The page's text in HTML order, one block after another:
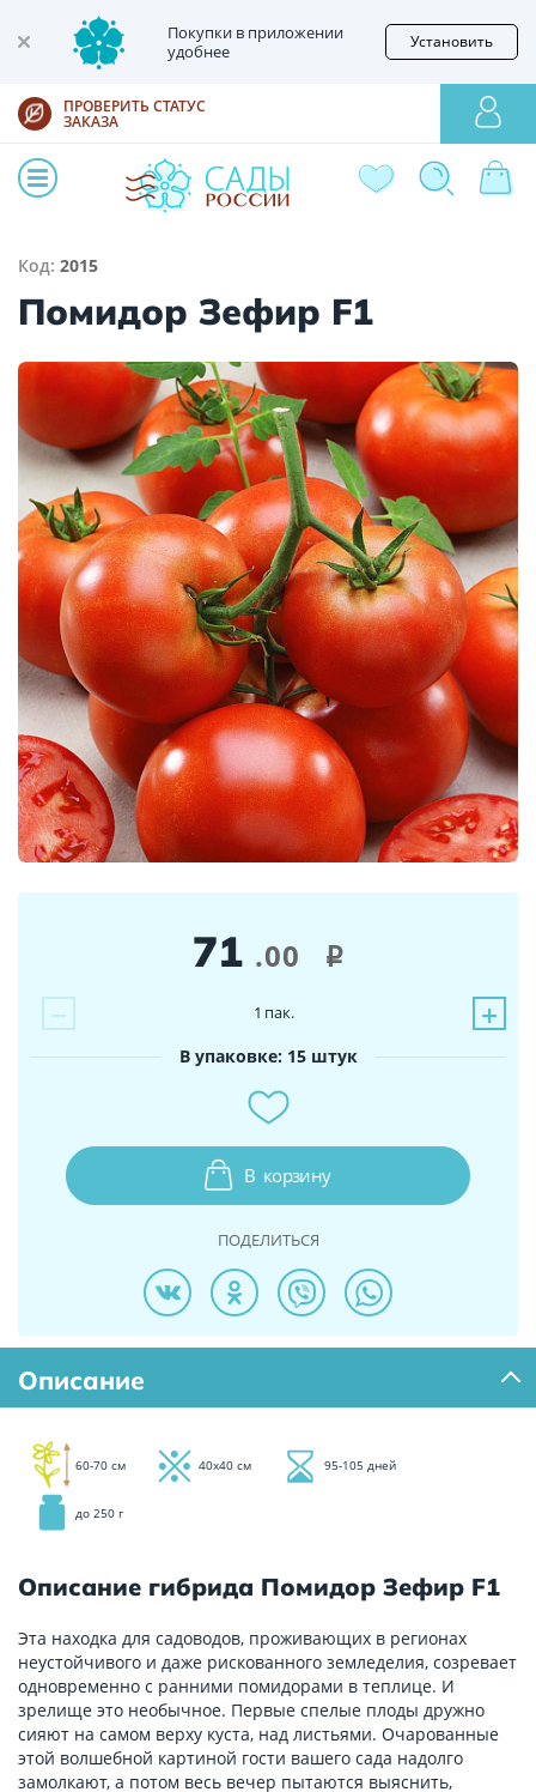
Покупки в приложении
удобнее
Установить
ПРОВЕРИТЬ СТАТУС
ЗАКАЗА
Код: 2015
Помидор Зефир F1
71 .00 i
− +
1 пак.
В упаковке: 15 штук
В корзину
ПОДЕЛИТЬСЯ
Описание
60-70 см 40х40 см 95-105 дней
до 250 г
Описание гибрида Помидор Зефир F1
Эта находка для садоводов, проживающих в регионах
неустойчивого и даже рискованного земледелия, созревает
одновременно с ранними помидорами в теплице. И
зрелище это необычное. Первые спелые плоды дружно
сияют на самом верху куста, над листьями. Очарованные
этой волшебной картиной гости вашего сада надолго
замолкают, а потом весь вечер пытаются выяснить,